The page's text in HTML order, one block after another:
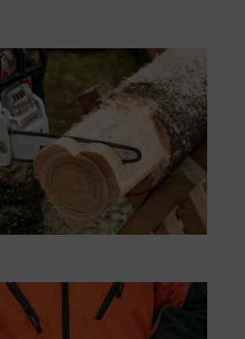
fai da te per la porta